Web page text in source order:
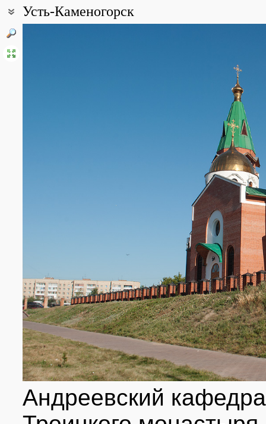
Усть-Каменогорск
Андреевский